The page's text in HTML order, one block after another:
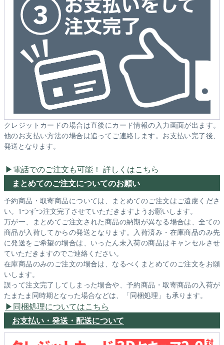
クレジットカードの場合は直後にカード情報の入力画面が出ます。
他のお支払い方法の場合は追ってご連絡します。お支払い完了後、
発送となります。
電話でのご注文も可能！ 詳しくはこちら
まとめてのご注文についてのお願い
予約商品・取寄商品については、まとめてのご注文はご遠慮くださ
い。1つずつ注文完了させていただきますようお願いします。
万が一、まとめてご注文された商品の納期が異なる場合は、全ての
商品が入荷してからの発送となります。入荷済み・在庫商品のみ先
に発送をご希望の場合は、いったん未入荷の商品はキャンセルさせ
ていただきますのでご連絡ください。
在庫商品のみのご注文の場合は、なるべくまとめてのご注文をお願
いします。
誤って注文完了してしまった場合や、予約商品・取寄商品の入荷が
たまたま同時期となった場合などは、「同梱処理」も承ります。
同梱処理についてはこちら
お支払い・発送・配送について